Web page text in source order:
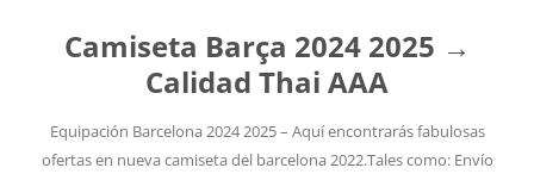
Camiseta Barça 2024 2025 →
Calidad Thai AAA
Equipación Barcelona 2024 2025 – Aquí encontrarás fabulosas
ofertas en nueva camiseta del barcelona 2022.Tales como: Envío